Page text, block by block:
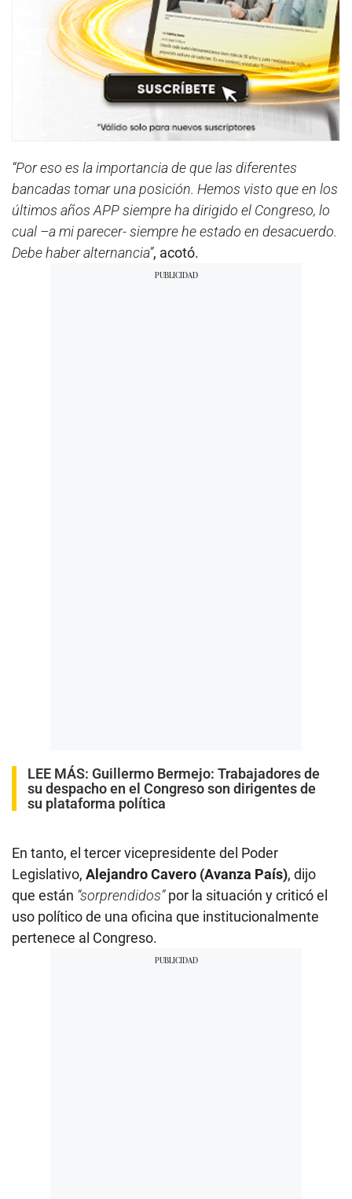
“Por eso es la importancia de que las diferentes
bancadas tomar una posición. Hemos visto que en los
últimos años APP siempre ha dirigido el Congreso, lo
cual –a mi parecer- siempre he estado en desacuerdo.
Debe haber alternancia”, acotó.
LEE MÁS: Guillermo Bermejo: Trabajadores de
su despacho en el Congreso son dirigentes de
su plataforma política
En tanto, el tercer vicepresidente del Poder
Legislativo, Alejandro Cavero (Avanza País), dijo
que están “sorprendidos”por la situación y criticó el
uso político de una oficina que institucionalmente
pertenece al Congreso.